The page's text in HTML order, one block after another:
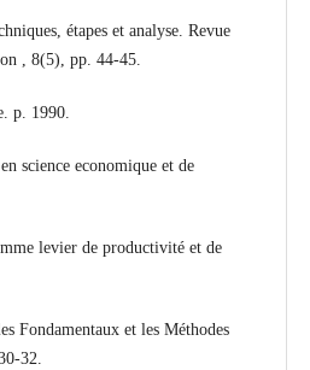
étapes et analyse. Revue
, 8(5), pp. 44-45.
p. 1990.
science economique et de
levier de productivité et de
Fondamentaux et les Méthodes
32.